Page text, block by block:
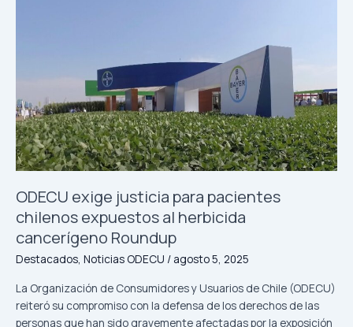
ODECU exige justicia para pacientes
chilenos expuestos al herbicida
cancerígeno Roundup
Destacados, Noticias ODECU / agosto 5, 2025
La Organización de Consumidores y Usuarios de Chile (ODECU)
reiteró su compromiso con la defensa de los derechos de las
personas que han sido gravemente afectadas por la exposición
expuestos
al
herbicida
cancerígeno
Roundup